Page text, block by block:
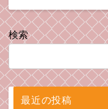
検索
最近の投稿